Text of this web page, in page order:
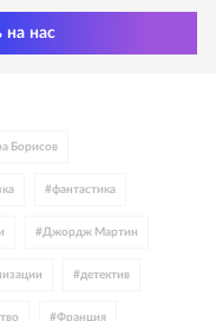
на нас
Борисов
#фантастика
#Джордж Мартин
#детектив
#Франция